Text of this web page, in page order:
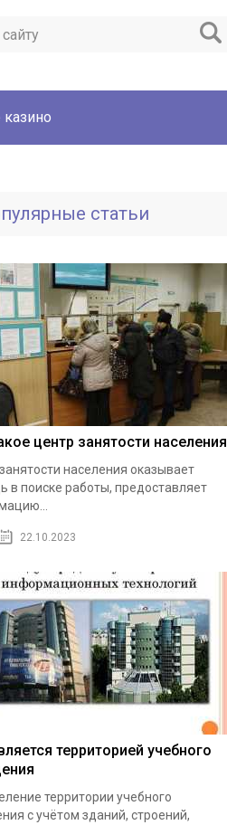
статьи
центр занятости населения
населения оказывает
в поиске работы, предоставляет
22.10.2023
территорией учебного
территории учебного
с учётом зданий, строений,